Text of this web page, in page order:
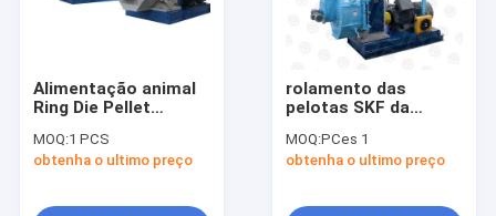
Alimentação animal
Ring Die Pellet
1.8tph da pelota da
biomassa
MOQ:1 PCS
obtenha o ultimo preço
rolamento das
pelotas SKF da
Die Pellet Machine
Animal da precisão
MOQ:PCes 1
obtenha o ultimo preço